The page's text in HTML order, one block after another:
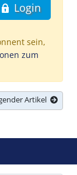
Login
sein,
zum
Artikel